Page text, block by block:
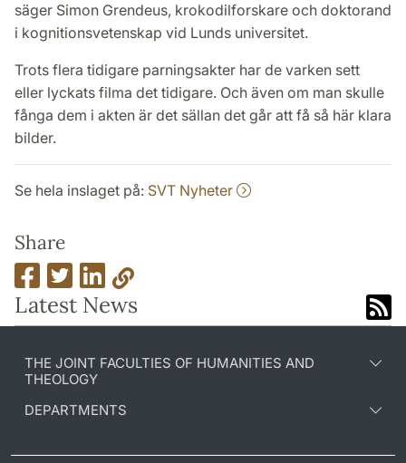
säger Simon Grendeus, krokodilforskare och doktorand
i kognitionsvetenskap vid Lunds universitet.
Trots flera tidigare parningsakter har de varken sett
eller lyckats filma det tidigare. Och även om man skulle
fånga dem i akten är det sällan det går att få så här klara
bilder.
Se hela inslaget på: SVT Nyheter
Share
Latest News
THE JOINT FACULTIES OF HUMANITIES AND
THEOLOGY
DEPARTMENTS